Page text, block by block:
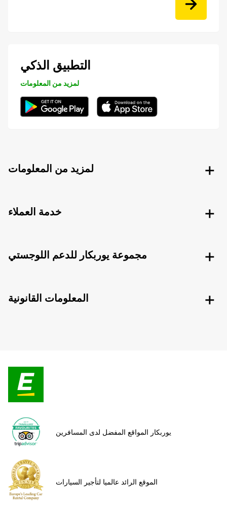
التطبيق الذكي
لمزيد من المعلومات
لمزيد من المعلومات
خدمة العملاء
مجموعة يوربكار للدعم اللوجستي
المعلومات القانونية
يوربكار المواقع المفضل لدى المسافرين
الموقع الرائد عالميا لتأجير السيارات